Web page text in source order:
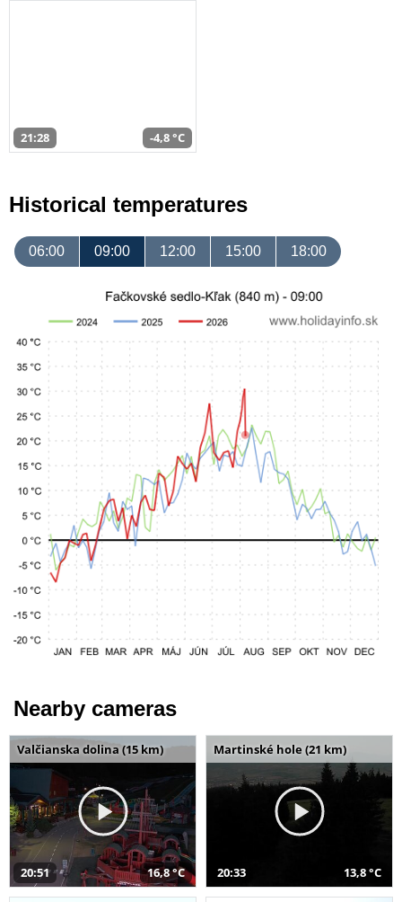
21:28 -4,8 °C
Historical temperatures
06:00 09:00 12:00 15:00 18:00
Nearby cameras
Valčianska dolina (15 km)
20:51 16,8 °C
Martinské hole (21 km)
20:33 13,8 °C